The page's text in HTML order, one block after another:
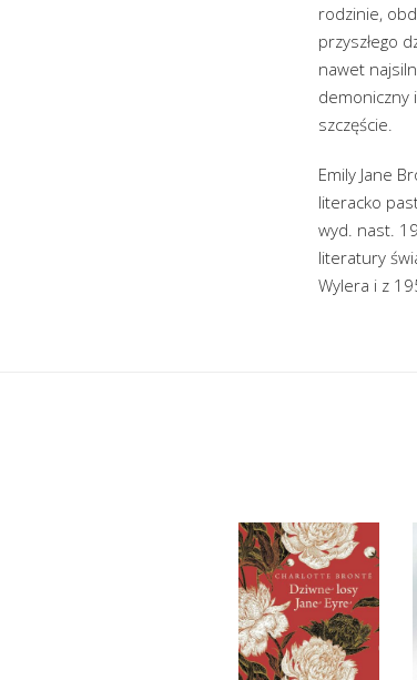
rodzinie,
przyszłego
nawet
demoniczny
szczęście.
Emily Jane
literacko
wyd. nast.
literatury
Wylera i z